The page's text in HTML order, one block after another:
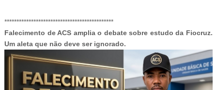
*********************************************
Falecimento de ACS amplia o debate sobre estudo da Fiocruz.
Um aleta que não deve ser ignorado.